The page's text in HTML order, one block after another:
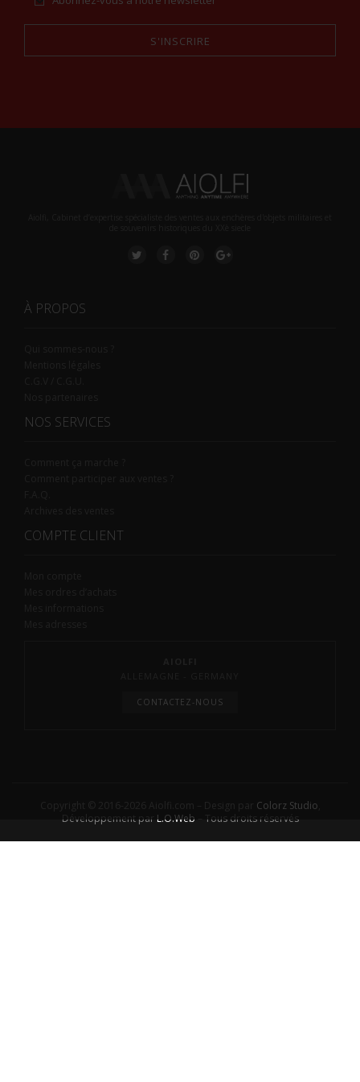
S'INSCRIRE
À PROPOS
NOS SERVICES
COMPTE CLIENT
CONTACTEZ-NOUS
Colorz Studio
Développement par L.O.Web – Tous droits réservés